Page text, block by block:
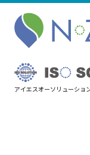
アイエスオーソリューショ